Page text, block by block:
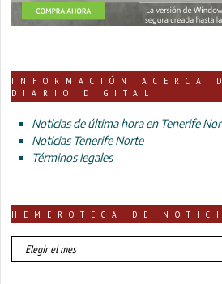
INFORMACIÓN ACERCA
DIARIO DIGITAL
Noticias de última hora en Tenerife
Noticias Tenerife Norte
Términos legales
HEMEROTECA DE
HEMEROTECA
DE